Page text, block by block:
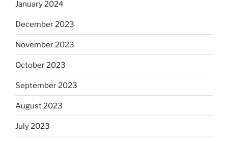
January 2024
December 2023
November 2023
October 2023
September 2023
August 2023
July 2023